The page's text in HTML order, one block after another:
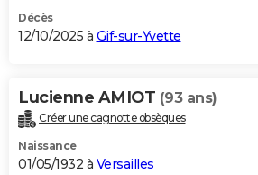
Décès
12/10/2025 à Gif-sur-Yvette
Lucienne AMIOT (93 ans)
Créer une cagnotte obsèques
Naissance
01/05/1932 à Versailles